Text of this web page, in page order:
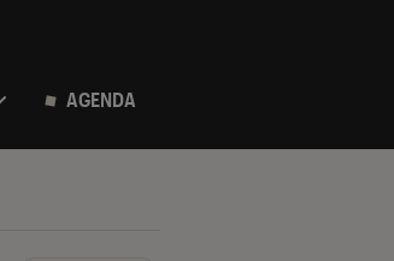
AGENDA